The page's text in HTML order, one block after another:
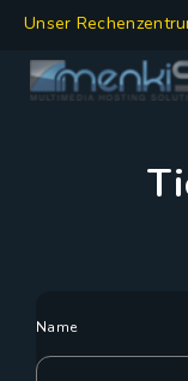
Unser
Name